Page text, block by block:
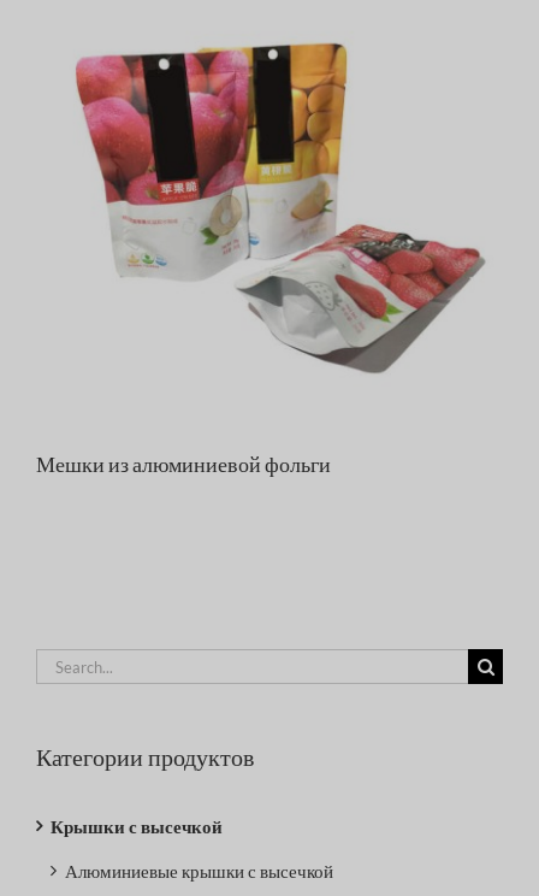
Мешки из алюминиевой фольги
Search
for:
Категории продуктов
Крышки с высечкой
Алюминиевые крышки с высечкой